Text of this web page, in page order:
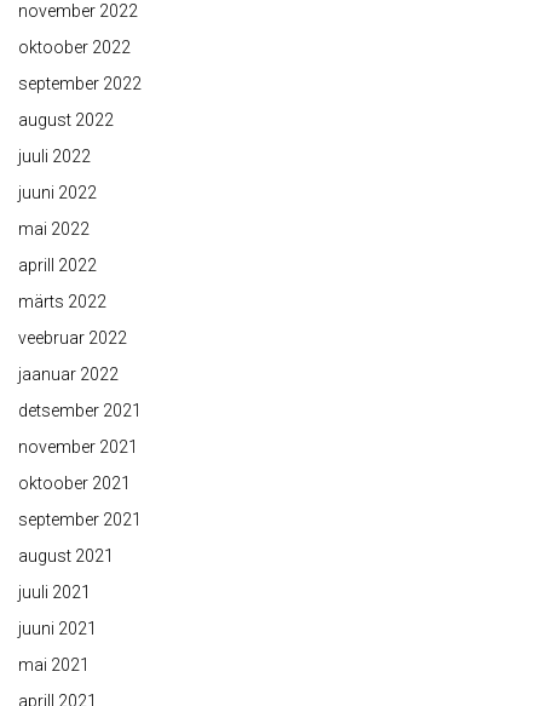
november 2022
oktoober 2022
september 2022
august 2022
juuli 2022
juuni 2022
mai 2022
aprill 2022
märts 2022
veebruar 2022
jaanuar 2022
detsember 2021
november 2021
oktoober 2021
september 2021
august 2021
juuli 2021
juuni 2021
mai 2021
aprill 2021